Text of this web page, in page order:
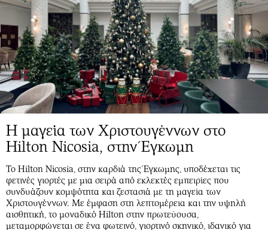
Η μαγεία των Χριστουγέννων στο
Hilton Nicosia, στην Έγκωμη
Το Hilton Nicosia, στην καρδιά της Έγκωμης, υποδέχεται τις
φετινές γιορτές με μια σειρά από εκλεκτές εμπειρίες που
συνδυάζουν κομψότητα και ζεστασιά με τη μαγεία των
Χριστουγέννων. Με έμφαση στη λεπτομέρεια και την υψηλή
αισθητική, το μοναδικό Hilton στην πρωτεύουσα,
μεταμορφώνεται σε ένα φωτεινό, γιορτινό σκηνικό, ιδανικό για